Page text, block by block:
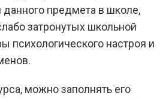
данного предмета в школе,
затронутых школьной
психологического настроя и
можно заполнять его